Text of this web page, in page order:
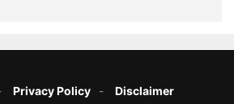
Privacy Policy Disclaimer